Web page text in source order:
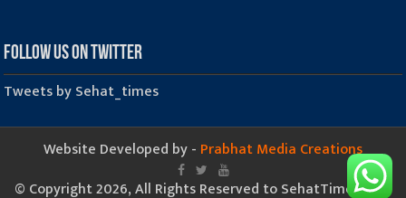
Follow us on Twitter
Tweets by Sehat_times
Website Developed by - Prabhat Media Creations
© Copyright 2026, All Rights Reserved to SehatTimes.Com